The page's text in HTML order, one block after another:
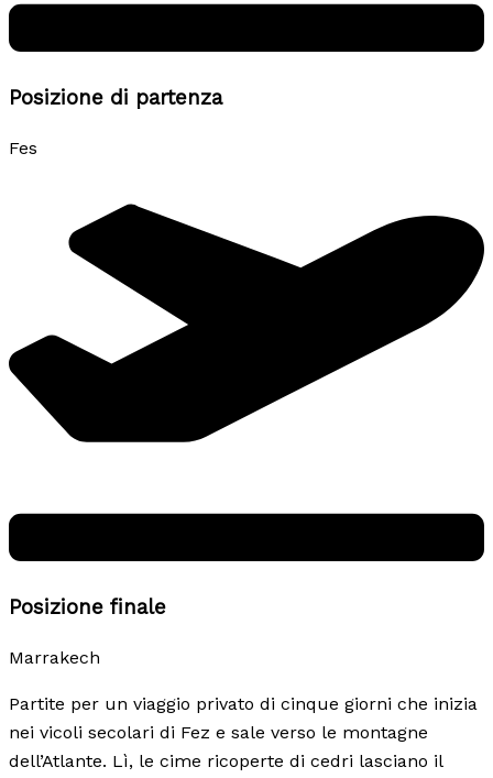
Posizione di partenza
Fes
Posizione finale
Marrakech
Partite per un viaggio privato di cinque giorni che inizia
nei vicoli secolari di Fez e sale verso le montagne
dell’Atlante. Lì, le cime ricoperte di cedri lasciano il